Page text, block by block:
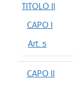
TITOLO II
CAPO I
Art. 5
CAPO II